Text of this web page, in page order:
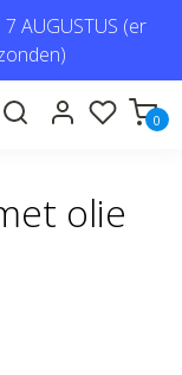
AUGUSTUS (er
0
olie